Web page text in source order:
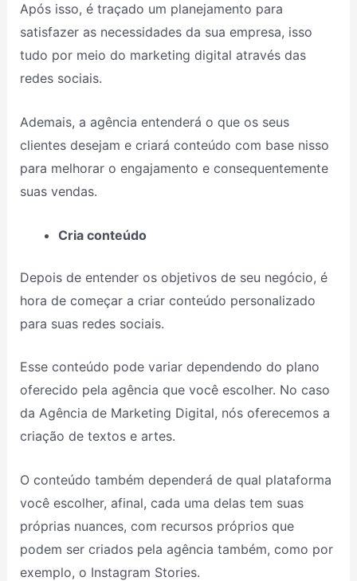
Após isso, é traçado um planejamento para
satisfazer as necessidades da sua empresa, isso
tudo por meio do marketing digital através das
redes sociais.
Ademais, a agência entenderá o que os seus
clientes desejam e criará conteúdo com base nisso
para melhorar o engajamento e consequentemente
suas vendas.
Cria conteúdo
Depois de entender os objetivos de seu negócio, é
hora de começar a criar conteúdo personalizado
para suas redes sociais.
Esse conteúdo pode variar dependendo do plano
oferecido pela agência que você escolher. No caso
da Agência de Marketing Digital, nós oferecemos a
criação de textos e artes.
O conteúdo também dependerá de qual plataforma
você escolher, afinal, cada uma delas tem suas
próprias nuances, com recursos próprios que
podem ser criados pela agência também, como por
exemplo, o Instagram Stories.